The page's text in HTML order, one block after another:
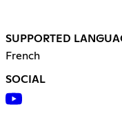
SUPPORTED
French
SOCIAL